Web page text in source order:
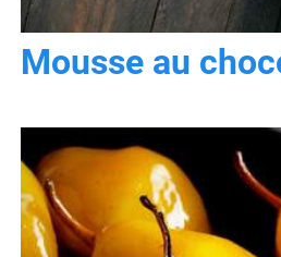
Mousse au